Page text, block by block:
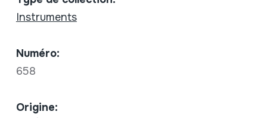
Instruments
Numéro:
658
Origine: